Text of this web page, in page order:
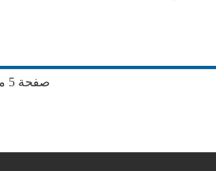
صفحة 5 من 6